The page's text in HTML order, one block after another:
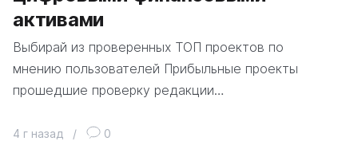
активами
Выбирай из проверенных ТОП проектов по
мнению пользователей Прибыльные проекты
прошедшие проверку редакции…
4 г назад / 0